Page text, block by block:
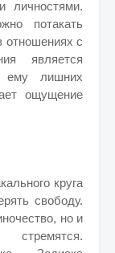
личностями.
потакать
отношениях с
является
ему лишних
ощущение
круга
свободу.
но и